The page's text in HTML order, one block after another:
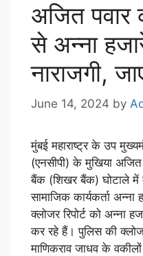
अजित पवार
से अन्ना
नाराजगी,
June 14, 2024 by
मुंबई महाराष्ट्र के उप
(एनसीपी) के मुखिया अजित
बैंक (शिखर बैंक) घोटाले में
सामाजिक कार्यकर्ता
क्लोजर रिपोर्ट को अन्ना
कर रहे हैं। पुलिस की
माणिकराव जाधव के